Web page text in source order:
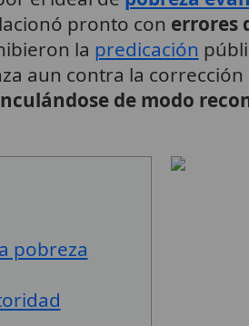
pronto con errores
la predicación
aun contra la
de modo
pobreza